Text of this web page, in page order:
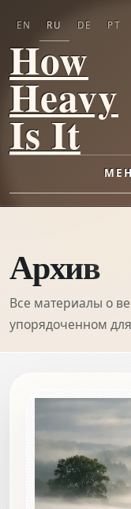
How
Heavy
Is It
EN RU DE PT
Архив
Все материалы о
упорядоченном